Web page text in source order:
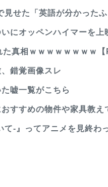
見せた「英語が分かった
いにオッペンハイマーを
た真相ｗｗｗｗｗｗｗｗ
錯覚画像スレ
嘘一覧がこちら
すすめの物件や家具教え
て-』ってアニメを見終わ